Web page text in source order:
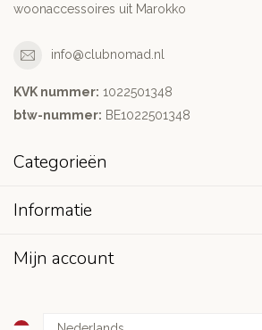
woonaccessoires uit Marokko
info@clubnomad.nl
KVK nummer: 1022501348
btw-nummer: BE1022501348
Categorieën
Informatie
Mijn account